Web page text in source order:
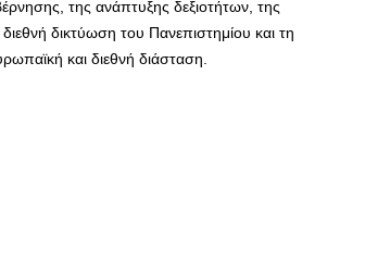
της ανάπτυξης δεξιοτήτων, της
δικτύωση του Πανεπιστημίου και τη
και διεθνή διάσταση.